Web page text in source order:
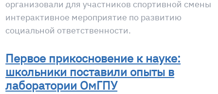
организовали для участников спортивной смены
интерактивное мероприятие по развитию
социальной ответственности.
Первое прикосновение к науке:
школьники поставили опыты в
лаборатории ОмГПУ